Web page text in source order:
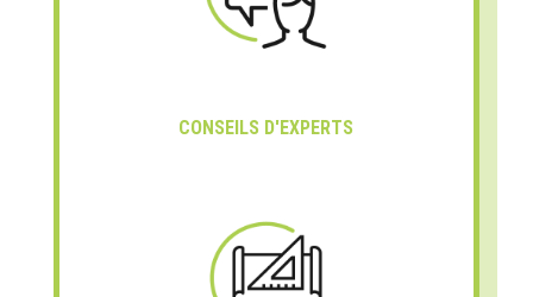
CONSEILS D'EXPERTS